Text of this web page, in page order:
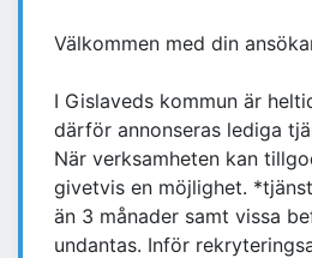
Välkommen med din
I Gislaveds kommun är
därför annonseras lediga
När verksamheten kan
givetvis en möjlighet.
än 3 månader samt vissa
undantas. Inför